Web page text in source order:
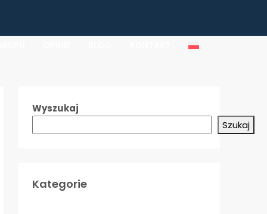
Wyszukaj
Szukaj
Kategorie